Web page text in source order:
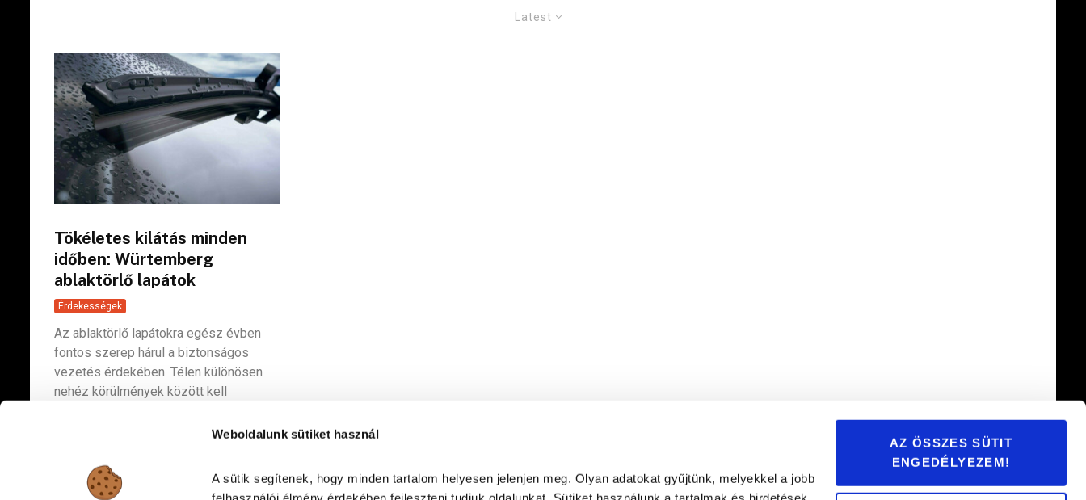
Weboldalunk sütiket használ
A sütik segítenek, hogy minden tartalom helyesen jelenjen meg. Olyan adatokat gyűjtünk, melyekkel a jobb
AZ ÖSSZES SÜTIT
ENGEDÉLYEZEM!
Latest
Tökéletes kilátás minden
időben: Würtemberg
ablaktörlő lapátok
Érdekességek
Az ablaktörlő lapátokra egész évben
fontos szerep hárul a biztonságos
vezetés érdekében. Télen különösen
nehéz körülmények között kell